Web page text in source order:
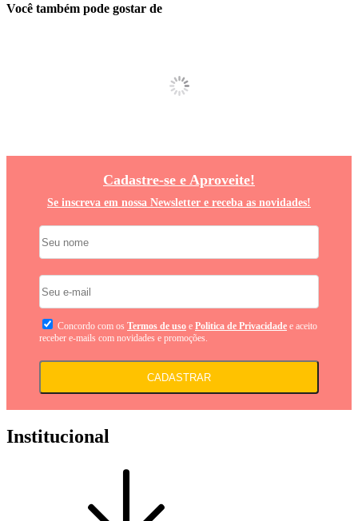
Você também pode gostar de
Cadastre-se e Aproveite!
Se inscreva em nossa Newsletter e receba as novidades!
Concordo com os Termos de uso e Politica de Privacidade e aceito
receber e-mails com novidades e promoções.
CADASTRAR
Institucional